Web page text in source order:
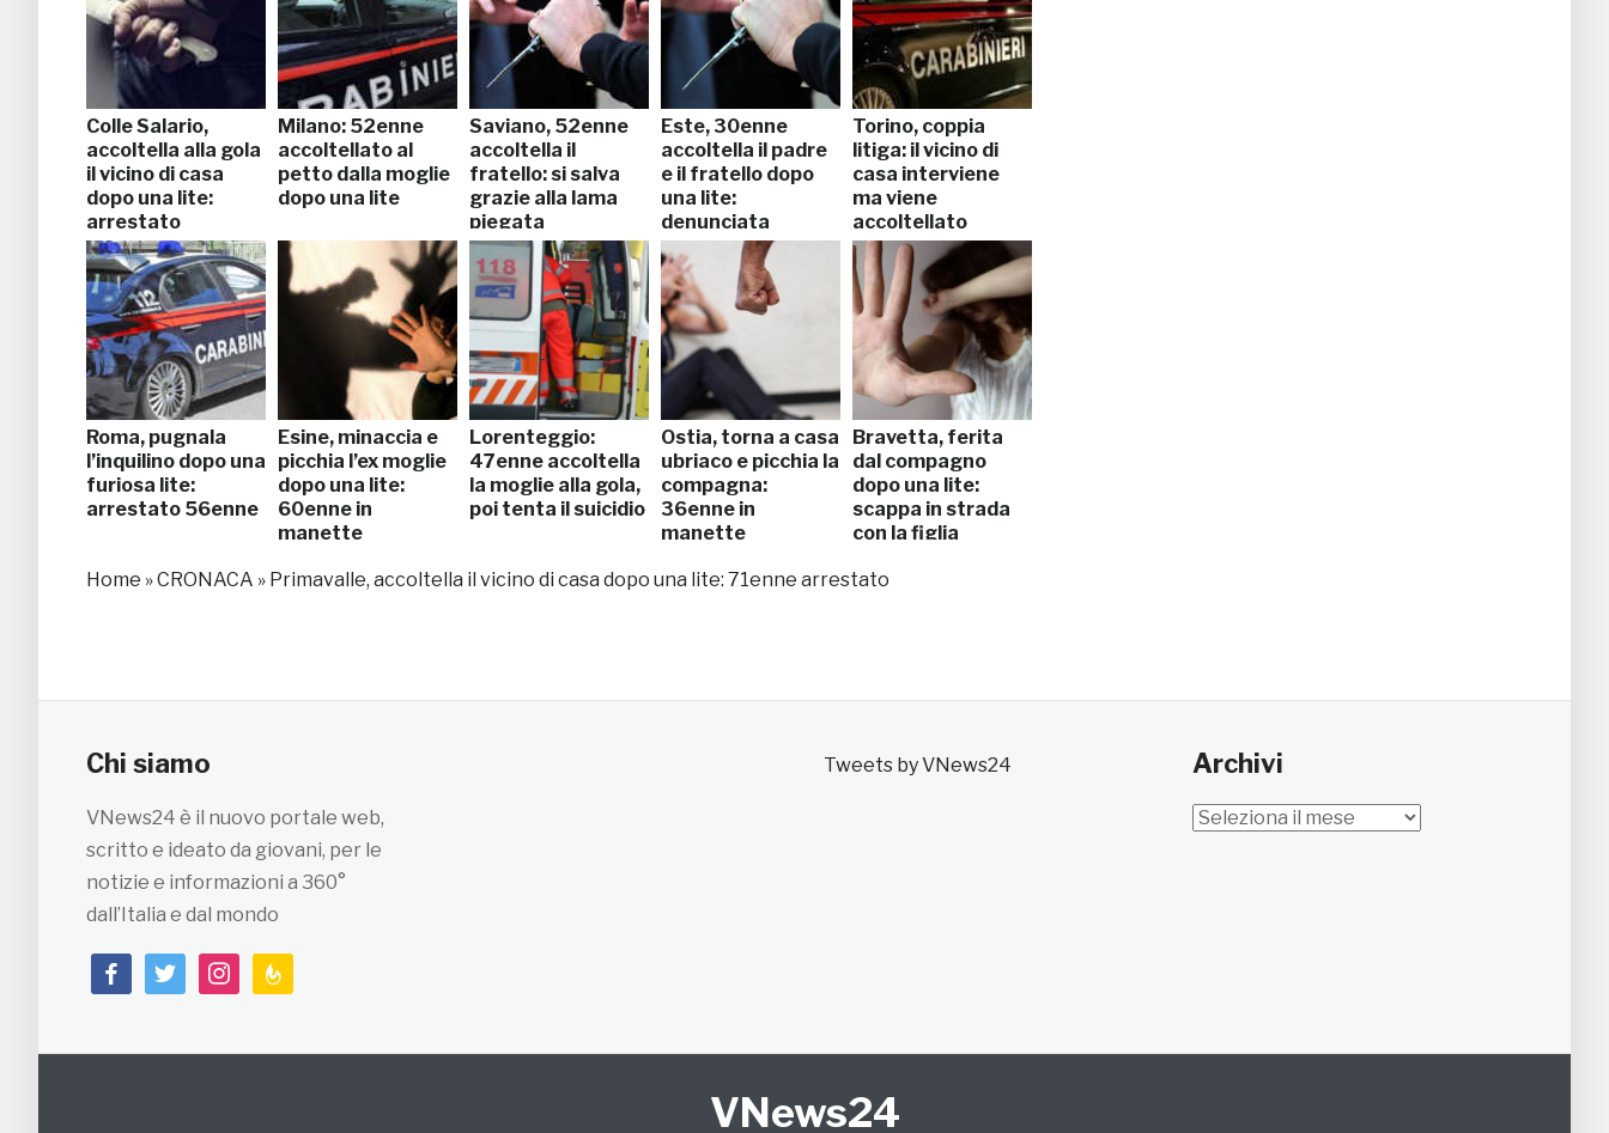
Colle Salario,
accoltella alla gola
il vicino di casa
dopo una lite:
arrestato
Milano: 52enne
accoltellato al
petto dalla moglie
dopo una lite
Saviano, 52enne
accoltella il
fratello: si salva
grazie alla lama
piegata
Este, 30enne
accoltella il padre
e il fratello dopo
una lite:
denunciata
Torino, coppia
litiga: il vicino di
casa interviene
ma viene
accoltellato
Roma, pugnala
l’inquilino dopo una
furiosa lite:
arrestato 56enne
Esine, minaccia e
picchia l’ex moglie
dopo una lite:
60enne in
manette
Lorenteggio:
47enne accoltella
la moglie alla gola,
poi tenta il suicidio
Ostia, torna a casa
ubriaco e picchia la
compagna:
36enne in
manette
Bravetta, ferita
dal compagno
dopo una lite:
scappa in strada
con la figlia
Home »CRONACA » Primavalle, accoltella il vicino di casa dopo una lite: 71enne arrestato
Chi siamo
VNews24 è il nuovo portale web,
scritto e ideato da giovani, per le
notizie e informazioni a 360°
dall’Italia e dal mondo
facebooktwitterinstagramfeedburner
Tweets by VNews24 Archivi
Archivi
VNews24